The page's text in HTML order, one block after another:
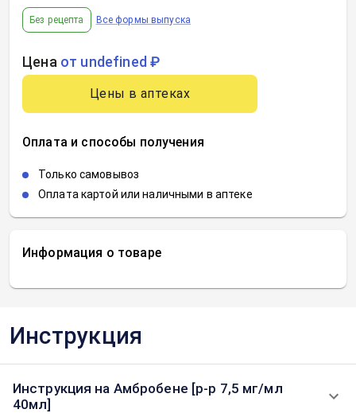
Информация о товаре
Без рецепта Все формы выпуска
Цена от undefined ₽
Цены в аптеках
Оплата и способы получения
Только самовывоз
Оплата картой или наличными в аптеке
Инструкция
Инструкция на Амбробене [р-р 7,5 мг/мл
40мл]